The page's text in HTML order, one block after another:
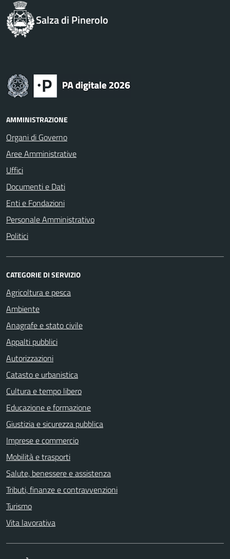
Salza di Pinerolo
AMMINISTRAZIONE
Organi di Governo
Aree Amministrative
Uffici
Documenti e Dati
Enti e Fondazioni
Personale Amministrativo
Politici
CATEGORIE DI SERVIZIO
Agricoltura e pesca
Ambiente
Anagrafe e stato civile
Appalti pubblici
Autorizzazioni
Catasto e urbanistica
Cultura e tempo libero
Educazione e formazione
Giustizia e sicurezza pubblica
Imprese e commercio
Mobilità e trasporti
Salute, benessere e assistenza
Tributi, finanze e contravvenzioni
Turismo
Vita lavorativa